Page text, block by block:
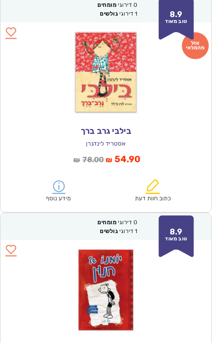
8.9
טוב מאוד
0 דירוגי מומחים
1 דירוגי גולשים
בילבי גרב ברך
אסטריד לינדגרן
₪ 78.00המחיר
₪78.00.
₪ 54.90המחיר
הוא:
כתוב חוות דעת מידע נוסף
8.9
טוב מאוד
0 דירוגי מומחים
1 דירוגי גולשים